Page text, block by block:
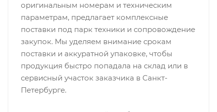
оригинальным номерам и техническим
параметрам, предлагает комплексные
поставки под парк техники и сопровождение
закупок. Мы уделяем внимание срокам
поставки и аккуратной упаковке, чтобы
продукция быстро попадала на склад или в
сервисный участок заказчика в Санкт-
Петербурге.